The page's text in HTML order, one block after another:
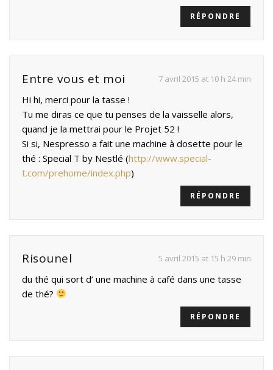
RÉPONDRE
Entre vous et moi 7 avril 2015 at 10 h 24 min
Hi hi, merci pour la tasse !
Tu me diras ce que tu penses de la vaisselle alors,
quand je la mettrai pour le Projet 52 !
Si si, Nespresso a fait une machine à dosette pour le
thé : Special T by Nestlé (http://www.special-
t.com/prehome/index.php)
RÉPONDRE
Risounel 5 avril 2015 at 15 h 29 min
du thé qui sort d’ une machine à café dans une tasse
de thé?
RÉPONDRE